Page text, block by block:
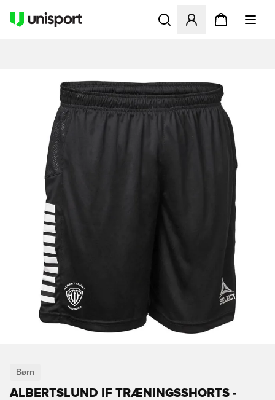
Åbner en Modal til at
Børn
ALBERTSLUND IF TRÆNINGSSHORTS -